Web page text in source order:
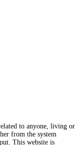
to anyone, living or
from the system
This website is